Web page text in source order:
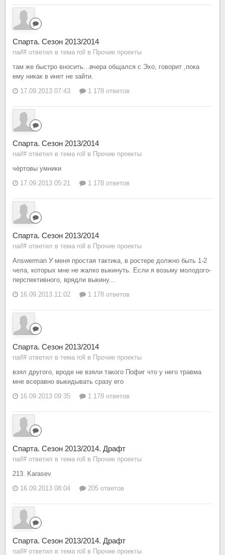
Спарта. Сезон 2013/2014
naif# ответил в тема roll в Прочие проекты
там же быстро вносить...вчера общался с Эхо, говорит ,пока
ему никак в инет не зайти.
17.09.2013 07:43
1 178 ответов
Спарта. Сезон 2013/2014
naif# ответил в тема roll в Прочие проекты
чёртовы умники
17.09.2013 05:21
1 178 ответов
Спарта. Сезон 2013/2014
naif# ответил в тема roll в Прочие проекты
Answerman У меня простая тактика, в ростере должно быть 1-2
чела, которых мне не жалко выкинуть. Если я возьму молодого-
перспективного, врядли выкину...
16.09.2013 11:02
1 178 ответов
Спарта. Сезон 2013/2014
naif# ответил в тема roll в Прочие проекты
взял другого, вроде не взяли такого Пофиг что у него травма
мне всеравно выкидывать сразу его
16.09.2013 09:35
1 178 ответов
Спарта. Сезон 2013/2014. Драфт
naif# ответил в тема roll в Прочие проекты
213. Karasev
16.09.2013 08:04
205 ответов
Спарта. Сезон 2013/2014. Драфт
naif# ответил в тема roll в Прочие проекты